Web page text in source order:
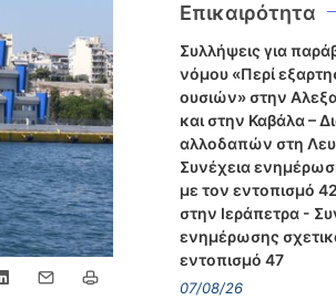
Επικαιρότητα
Συλλήψεις για
νόμου «Περί
ουσιών» στην
και στην Καβάλα –
αλλοδαπών στη
Συνέχεια
με τον εντοπισμό
στην Ιεράπετρα -
ενημέρωσης
εντοπισμό 47
07/08/26